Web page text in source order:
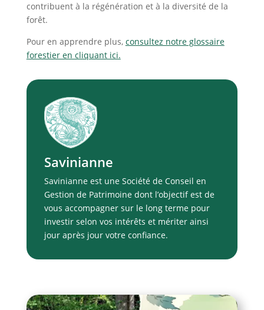
contribuent à la régénération et à la diversité de la
forêt.
Pour en apprendre plus, consultez notre glossaire
forestier en cliquant ici.
Savinianne
Savinianne est une Société de Conseil en
Gestion de Patrimoine dont l’objectif est de
vous accompagner sur le long terme pour
investir selon vos intérêts et mériter ainsi
jour après jour votre confiance.